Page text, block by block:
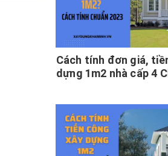
Cách tính đơn giá,
dựng 1m2 nhà cấp 4